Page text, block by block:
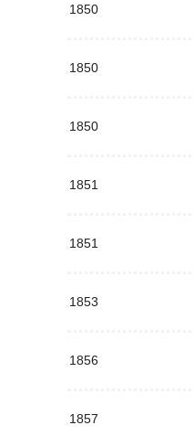
1850
1850
1850
1851
1851
1853
1856
1857